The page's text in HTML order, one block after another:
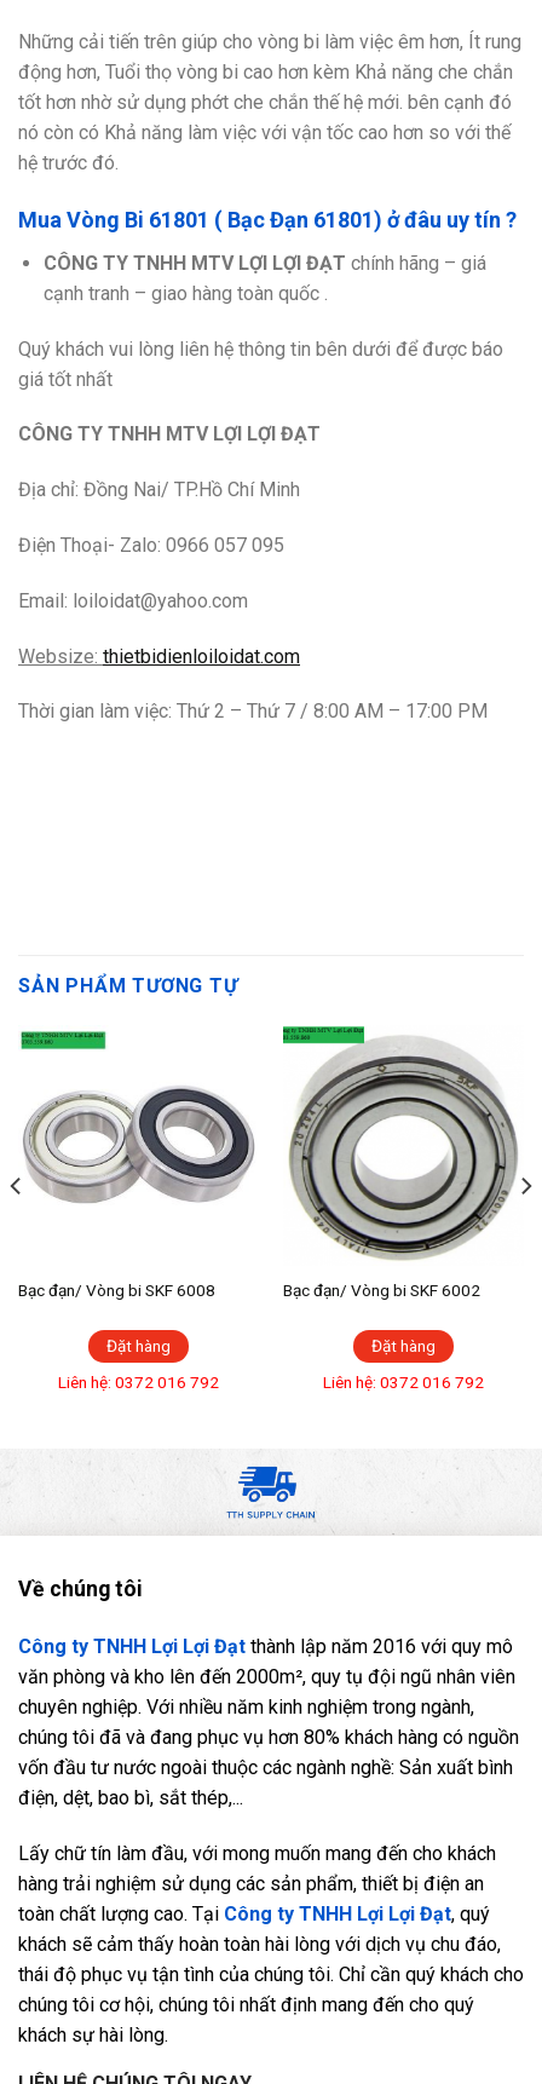
Những cải tiến trên giúp cho vòng bi làm việc êm hơn, Ít rung
động hơn, Tuổi thọ vòng bi cao hơn kèm Khả năng che chắn
tốt hơn nhờ sử dụng phớt che chắn thế hệ mới. bên cạnh đó
nó còn có Khả năng làm việc với vận tốc cao hơn so với thế
hệ trước đó.
Mua Vòng Bi 61801 ( Bạc Đạn 61801) ở đâu uy tín ?
CÔNG TY TNHH MTV LỢI LỢI ĐẠT chính hãng – giá
cạnh tranh – giao hàng toàn quốc .
Quý khách vui lòng liên hệ thông tin bên dưới để được báo
giá tốt nhất
CÔNG TY TNHH MTV LỢI LỢI ĐẠT
Địa chỉ: Đồng Nai/ TP.Hồ Chí Minh
Điện Thoại- Zalo: 0966 057 095
Email: loiloidat@yahoo.com
Websize: thietbidienloiloidat.com
Thời gian làm việc: Thứ 2 – Thứ 7 / 8:00 AM – 17:00 PM
SẢN PHẨM TƯƠNG TỰ
Bạc đạn/ Vòng bi SKF 6008
Đặt hàng
Liên hệ: 0372 016 792
Bạc đạn/ Vòng bi SKF 6002
Đặt hàng
Liên hệ: 0372 016 792
Về chúng tôi
Công ty TNHH Lợi Lợi Đạt thành lập năm 2016 với quy mô
văn phòng và kho lên đến 2000m², quy tụ đội ngũ nhân viên
chuyên nghiệp. Với nhiều năm kinh nghiệm trong ngành,
chúng tôi đã và đang phục vụ hơn 80% khách hàng có nguồn
vốn đầu tư nước ngoài thuộc các ngành nghề: Sản xuất bình
điện, dệt, bao bì, sắt thép,...
Lấy chữ tín làm đầu, với mong muốn mang đến cho khách
hàng trải nghiệm sử dụng các sản phẩm, thiết bị điện an
toàn chất lượng cao. Tại Công ty TNHH Lợi Lợi Đạt, quý
khách sẽ cảm thấy hoàn toàn hài lòng với dịch vụ chu đáo,
thái độ phục vụ tận tình của chúng tôi. Chỉ cần quý khách cho
chúng tôi cơ hội, chúng tôi nhất định mang đến cho quý
khách sự hài lòng.